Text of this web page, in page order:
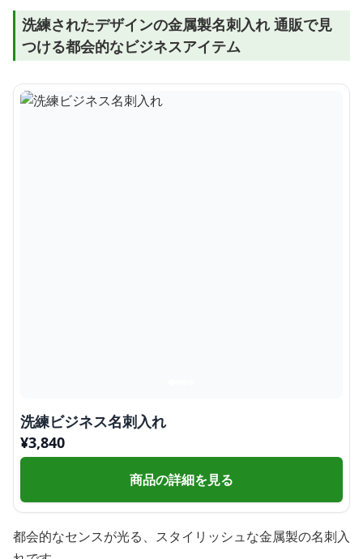
洗練されたデザインの金属製名刺入れ 通販で見
つける都会的なビジネスアイテム
洗練ビジネス名刺入れ
¥3,840
商品の詳細を見る
都会的なセンスが光る、スタイリッシュな金属製の名刺入